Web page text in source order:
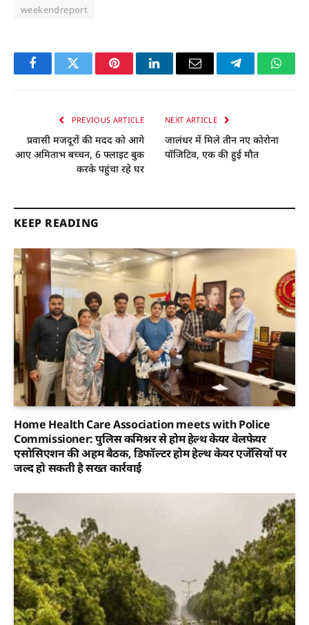
weekendreport
FacebookTwitter PinterestLinkedInEmail Telegram
PREVIOUS ARTICLE
प्रवासी मजदूरों की मदद को आगे
आए अमिताभ बच्चन, 6 फ्लाइट बुक
करके पहुंचा रहे घर
NEXT ARTICLE
जालंधर में मिले तीन नए कोरोना
पॉजिटिव, एक की हुई मौत
KEEP READING
Home Health Care Association meets with Police
Commissioner: पुलिस कमिश्नर से होम हेल्थ केयर वेलफेयर
एसोसिएशन की अहम बैठक, डिफॉल्टर होम हेल्थ केयर एजेंसियों पर
जल्द हो सकती है सख्त कार्रवाई